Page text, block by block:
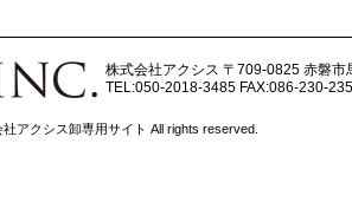
株式会社アクシス 〒709-0825 赤磐市
TEL:050-2018-3485 FAX:086-230-
アクシス卸専用サイト All rights reserved.